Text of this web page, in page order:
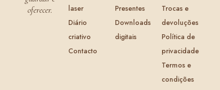
oferecer.
laser
Diário
criativo
Contacto
Presentes
Downloads
digitais
Trocas e
devoluções
Política de
privacidade
Termos e
condições